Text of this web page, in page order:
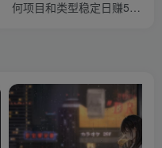
何项目和类型稳定日赚500